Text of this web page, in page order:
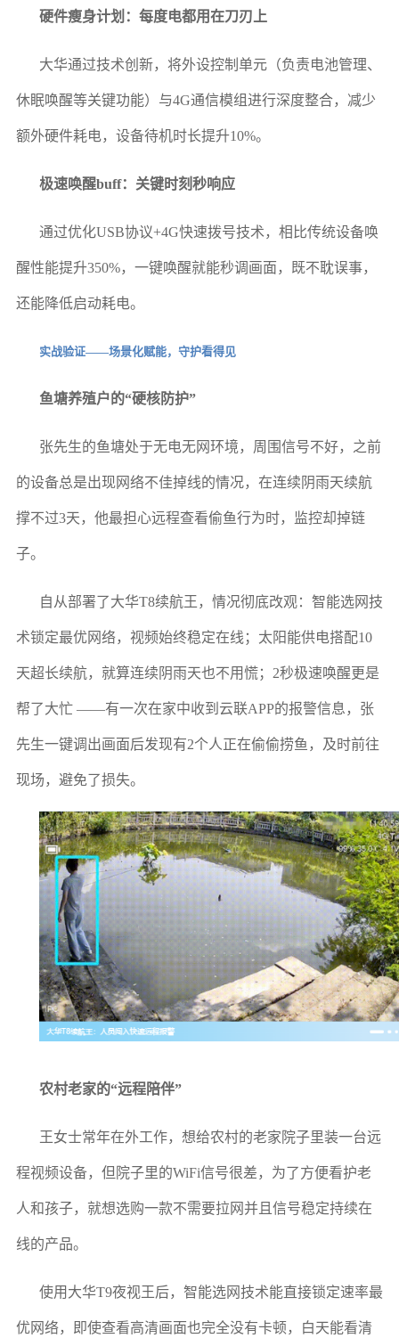
硬件瘦身计划：每度电都用在刀刃上
大华通过技术创新，将外设控制单元（负责电池管理、
休眠唤醒等关键功能）与4G通信模组进行深度整合，减少
额外硬件耗电，设备待机时长提升10%。
极速唤醒buff：关键时刻秒响应
通过优化USB协议+4G快速拨号技术，相比传统设备唤
醒性能提升350%，一键唤醒就能秒调画面，既不耽误事，
还能降低启动耗电。
实战验证——场景化赋能，守护看得见
鱼塘养殖户的“硬核防护”
张先生的鱼塘处于无电无网环境，周围信号不好，之前
的设备总是出现网络不佳掉线的情况，在连续阴雨天续航
撑不过3天，他最担心远程查看偷鱼行为时，监控却掉链
子。
自从部署了大华T8续航王，情况彻底改观：智能选网技
术锁定最优网络，视频始终稳定在线；太阳能供电搭配10
天超长续航，就算连续阴雨天也不用慌；2秒极速唤醒更是
帮了大忙 ——有一次在家中收到云联APP的报警信息，张
先生一键调出画面后发现有2个人正在偷偷捞鱼，及时前往
现场，避免了损失。
农村老家的“远程陪伴”
王女士常年在外工作，想给农村的老家院子里装一台远
程视频设备，但院子里的WiFi信号很差，为了方便看护老
人和孩子，就想选购一款不需要拉网并且信号稳定持续在
线的产品。
使用大华T9夜视王后，智能选网技术能直接锁定速率最
优网络，即使查看高清画面也完全没有卡顿，白天能看清